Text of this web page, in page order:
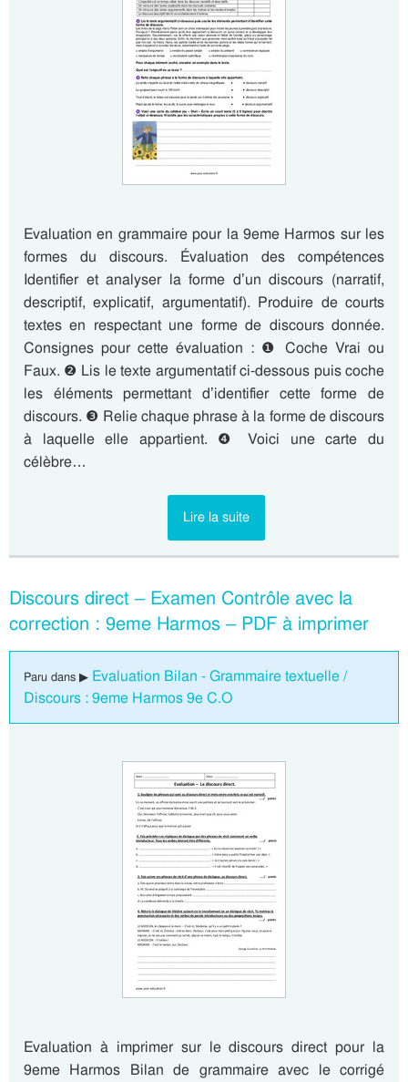
Evaluation en grammaire pour la 9eme Harmos sur les
formes du discours. Évaluation des compétences
Identifier et analyser la forme d’un discours (narratif,
descriptif, explicatif, argumentatif). Produire de courts
textes en respectant une forme de discours donnée.
Consignes pour cette évaluation : ❶ Coche Vrai ou
Faux. ❷ Lis le texte argumentatif ci-dessous puis coche
les éléments permettant d’identifier cette forme de
discours. ❸ Relie chaque phrase à la forme de discours
à laquelle elle appartient. ❹ Voici une carte du
célèbre…
Lire la suite
Discours direct – Examen Contrôle avec la
correction : 9eme Harmos – PDF à imprimer
Paru dans ▶ Evaluation Bilan - Grammaire textuelle /
Discours : 9eme Harmos 9e C.O
Evaluation à imprimer sur le discours direct pour la
9eme Harmos Bilan de grammaire avec le corrigé